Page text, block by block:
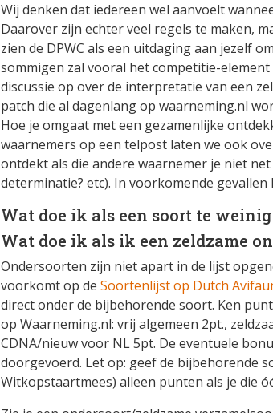
Wij denken dat iedereen wel aanvoelt
Daarover zijn echter veel regels te maken,
zien de DPWC als een uitdaging aan jezelf
sommigen zal vooral het competitie-
discussie op over de interpretatie van een
patch die al dagenlang op waarneming.nl
Hoe je omgaat met een gezamenlijke
waarnemers op een telpost laten we ook
ontdekt als die andere waarnemer je niet
determinatie? etc). In voorkomende
Wat doe ik als een soort te
Wat doe ik als ik een zeldzame
Ondersoorten zijn niet apart in de lijst
voorkomt op de Soortenlijst op Dutch
direct onder de bijbehorende soort. Ken
op Waarneming.nl: vrij algemeen 2pt.,
CDNA/nieuw voor NL 5pt. De eventuele
doorgevoerd. Let op: geef de bijbehorende
Witkopstaartmees) alleen punten als je die